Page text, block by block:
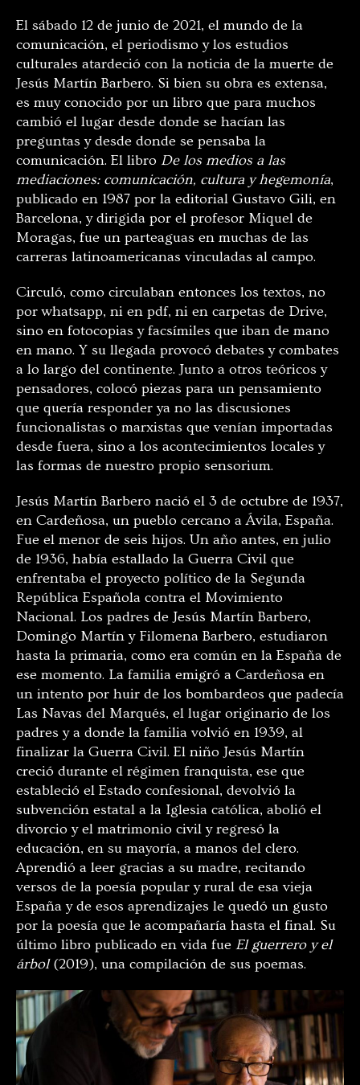
El sábado 12 de junio de 2021, el mundo de la
comunicación, el periodismo y los estudios
culturales atardeció con la noticia de la muerte de
Jesús Martín Barbero. Si bien su obra es extensa,
es muy conocido por un libro que para muchos
cambió el lugar desde donde se hacían las
preguntas y desde donde se pensaba la
comunicación. El libro De los medios a las
mediaciones: comunicación, cultura y hegemonía,
publicado en 1987 por la editorial Gustavo Gili, en
Barcelona, y dirigida por el profesor Miquel de
Moragas, fue un parteaguas en muchas de las
carreras latinoamericanas vinculadas al campo.
Circuló, como circulaban entonces los textos, no
por whatsapp, ni en pdf, ni en carpetas de Drive,
sino en fotocopias y facsímiles que iban de mano
en mano. Y su llegada provocó debates y combates
a lo largo del continente. Junto a otros teóricos y
pensadores, colocó piezas para un pensamiento
que quería responder ya no las discusiones
funcionalistas o marxistas que venían importadas
desde fuera, sino a los acontecimientos locales y
las formas de nuestro propio sensorium.
Jesús Martín Barbero nació el 3 de octubre de 1937,
en Cardeñosa, un pueblo cercano a Ávila, España.
Fue el menor de seis hijos. Un año antes, en julio
de 1936, había estallado la Guerra Civil que
enfrentaba el proyecto político de la Segunda
República Española contra el Movimiento
Nacional. Los padres de Jesús Martín Barbero,
Domingo Martín y Filomena Barbero, estudiaron
hasta la primaria, como era común en la España de
ese momento. La familia emigró a Cardeñosa en
un intento por huir de los bombardeos que padecía
Las Navas del Marqués, el lugar originario de los
padres y a donde la familia volvió en 1939, al
finalizar la Guerra Civil. El niño Jesús Martín
creció durante el régimen franquista, ese que
estableció el Estado confesional, devolvió la
subvención estatal a la Iglesia católica, abolió el
divorcio y el matrimonio civil y regresó la
educación, en su mayoría, a manos del clero.
Aprendió a leer gracias a su madre, recitando
versos de la poesía popular y rural de esa vieja
España y de esos aprendizajes le quedó un gusto
por la poesía que le acompañaría hasta el final. Su
último libro publicado en vida fue El guerrero y el
árbol(2019), una compilación de sus poemas.